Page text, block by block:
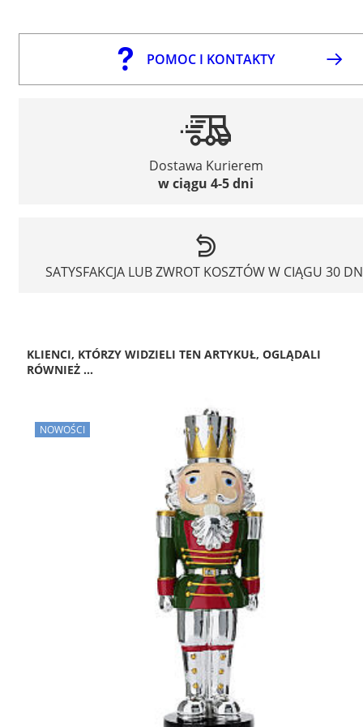
POMOC I KONTAKTY
Dostawa Kurierem
w ciągu 4-5 dni
SATYSFAKCJA LUB ZWROT KOSZTÓW W CIĄGU 30
KLIENCI, KTÓRZY WIDZIELI TEN ARTYKUŁ, OGLĄDALI
RÓWNIEŻ ...
NOWOŚCI